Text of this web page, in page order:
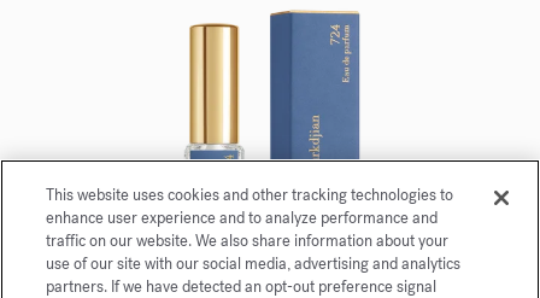
This website uses cookies and other tracking technologies to
enhance user experience and to analyze performance and
traffic on our website. We also share information about your
use of our site with our social media, advertising and analytics
partners. If we have detected an opt-out preference signal